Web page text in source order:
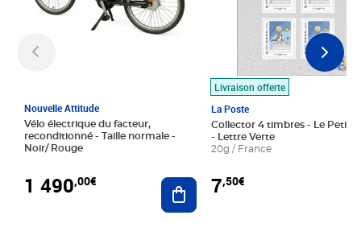
Nouvelle Attitude
Vélo électrique du facteur,
reconditionné - Taille normale -
Noir/ Rouge
1 490,00€ Ajouter au panier
Livraison offerte
La Poste
Collector 4 timbres - Le Petit
- Lettre Verte
20g / France
7,50€